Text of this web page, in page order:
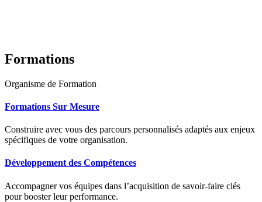
Formations
Organisme de Formation
Formations Sur Mesure
Construire avec vous des parcours personnalisés adaptés aux enjeux
spécifiques de votre organisation.
Développement des Compétences
Accompagner vos équipes dans l’acquisition de savoir-faire clés
pour booster leur performance.